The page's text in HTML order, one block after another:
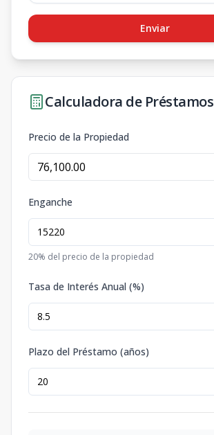
Enviar
Calculadora de Préstamos
Precio de la Propiedad
Enganche
20% del precio de la propiedad
Tasa de Interés Anual (%)
Plazo del Préstamo (años)